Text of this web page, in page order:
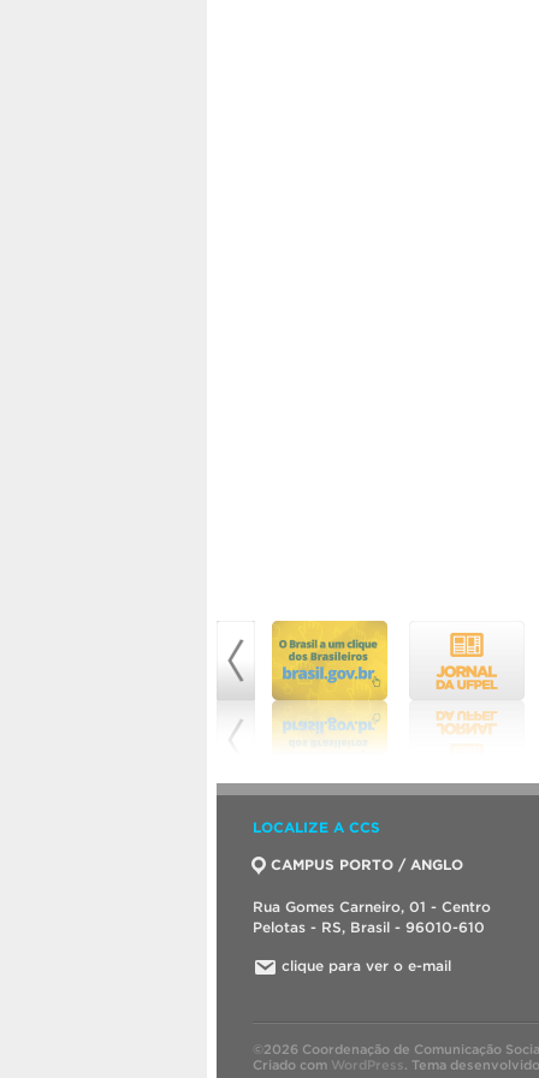
LOCALIZE A CCS
CAMPUS PORTO / ANGLO
Rua Gomes Carneiro, 01 - Centro
Pelotas - RS, Brasil - 96010-610
clique para ver o e-mail
©2026 Coordenação de Comunicação
Criado com WordPress. Tema